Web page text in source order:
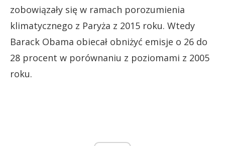
zobowiązały się w ramach porozumienia
klimatycznego z Paryża z 2015 roku. Wtedy
Barack Obama obiecał obniżyć emisje o 26 do
28 procent w porównaniu z poziomami z 2005
roku.